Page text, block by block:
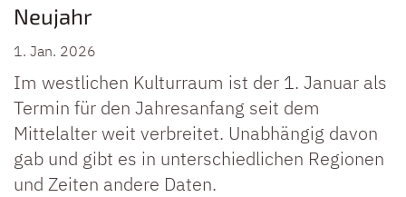
Neujahr
1. Jan. 2026
Im westlichen Kulturraum ist der 1. Januar als
Termin für den Jahresanfang seit dem
Mittelalter weit verbreitet. Unabhängig davon
gab und gibt es in unterschiedlichen Regionen
und Zeiten andere Daten.